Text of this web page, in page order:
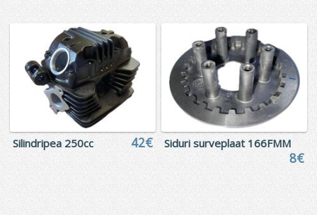
Silindripea 250cc 42€ Siduri surveplaat 166FMM
8€